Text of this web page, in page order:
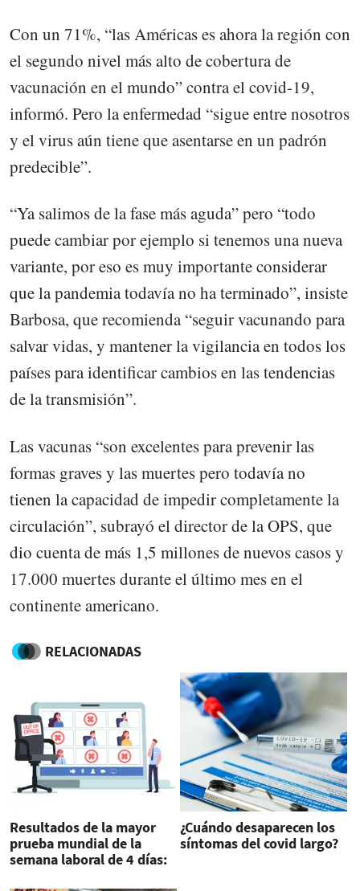
Con un 71%, “las Américas es ahora la región con
el segundo nivel más alto de cobertura de
vacunación en el mundo” contra el covid-19,
informó. Pero la enfermedad “sigue entre nosotros
y el virus aún tiene que asentarse en un padrón
predecible”.
“Ya salimos de la fase más aguda” pero “todo
puede cambiar por ejemplo si tenemos una nueva
variante, por eso es muy importante considerar
que la pandemia todavía no ha terminado”, insiste
Barbosa, que recomienda “seguir vacunando para
salvar vidas, y mantener la vigilancia en todos los
países para identificar cambios en las tendencias
de la transmisión”.
Las vacunas “son excelentes para prevenir las
formas graves y las muertes pero todavía no
tienen la capacidad de impedir completamente la
circulación”, subrayó el director de la OPS, que
dio cuenta de más 1,5 millones de nuevos casos y
17.000 muertes durante el último mes en el
continente americano.
RELACIONADAS
Resultados de la mayor
prueba mundial de la
semana laboral de 4 días:
¿Cuándo desaparecen los
síntomas del covid largo?